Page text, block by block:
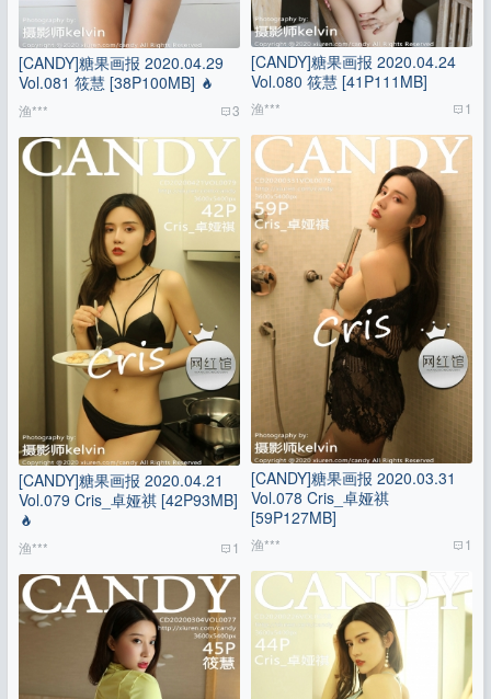
[CANDY]糖果画报 2020.04.29
Vol.081 筱慧 [38P100MB]
渔*** 3
[CANDY]糖果画报 2020.04.21
Vol.079 Cris_卓娅祺 [42P93MB]
渔*** 1
[CANDY]糖果画报 2020.04.24
Vol.080 筱慧 [41P111MB]
渔*** 1
[CANDY]糖果画报 2020.03.31
Vol.078 Cris_卓娅祺
[59P127MB]
渔*** 1